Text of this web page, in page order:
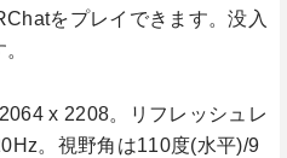
をプレイできます。没入
x 2208。リフレッシュレ
。視野角は110度(水平)/9